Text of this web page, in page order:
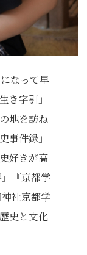
なって早
き字引」
地を訪ね
事件録」
好きが高
『京都学
社京都学
史と文化